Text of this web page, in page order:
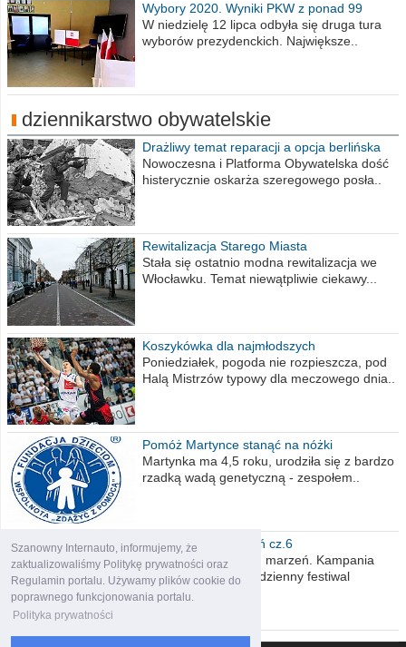
Szanowny Internauto, informujemy, że
zaktualizowaliśmy Politykę prywatności oraz
Regulamin portalu. Używamy plików cookie do
poprawnego funkcjonowania portalu.
Polityka prywatności
Wybory 2020. Wyniki PKW z ponad 99
procent obwodów
W niedzielę 12 lipca odbyła się druga tura
wyborów prezydenckich. Największe..
dziennikarstwo obywatelskie
Drażliwy temat reparacji a opcja berlińska
Nowoczesna i Platforma Obywatelska dość
histerycznie oskarża szeregowego posła..
Rewitalizacja Starego Miasta
Stała się ostatnio modna rewitalizacja we
Włocławku. Temat niewątpliwie ciekawy...
Koszykówka dla najmłodszych
Poniedziałek, pogoda nie rozpieszcza, pod
Halą Mistrzów typowy dla meczowego dnia..
Pomóż Martynce stanąć na nóżki
Martynka ma 4,5 roku, urodziła się z bardzo
rzadką wadą genetyczną - zespołem..
Polska moich marzeń cz.6
Nadszedł kres moich marzeń. Kampania
wyborcza czyli niecodzienny festiwal
obietnic,..